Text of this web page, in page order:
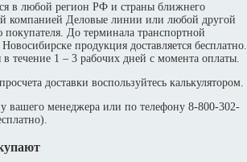
в любой регион РФ и страны ближнего
компанией Деловые линии или любой другой
До терминала транспортной
продукция доставляется бесплатно.
в течение 1 – 3 рабочих дней с момента оплаты.
доставки воспользуйтесь калькулятором.
вашего менеджера или по телефону 8-800-302-